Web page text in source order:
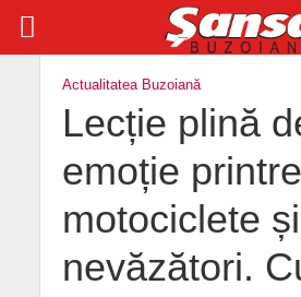
Actualitatea Buzoiană
Lecție plină
emoție printre
motociclete
nevăzători.